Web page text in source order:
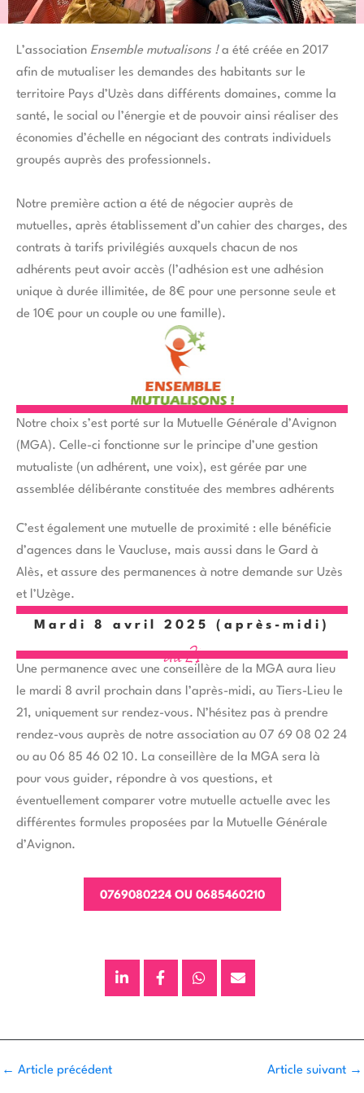
L’association Ensemble mutualisons !a été créée en 2017
afin de mutualiser les demandes des habitants sur le
territoire Pays d’Uzès dans différents domaines, comme la
santé, le social ou l’énergie et de pouvoir ainsi réaliser des
économies d’échelle en négociant des contrats individuels
groupés auprès des professionnels.
Notre première action a été de négocier auprès de
mutuelles, après établissement d’un cahier des charges, des
contrats à tarifs privilégiés auxquels chacun de nos
adhérents peut avoir accès (l’adhésion est une adhésion
unique à durée illimitée, de 8€ pour une personne seule et
de 10€ pour un couple ou une famille).
Notre choix s’est porté sur la Mutuelle Générale d’Avignon
(MGA). Celle-ci fonctionne sur le principe d’une gestion
mutualiste (un adhérent, une voix), est gérée par une
assemblée délibérante constituée des membres adhérents
limite au maximum ses frais de communication afin d’éviter
toute répercussion sur le montant des contrats.
C’est également une mutuelle de proximité : elle bénéficie
d’agences dans le Vaucluse, mais aussi dans le Gard à
Alès, et assure des permanences à notre demande sur Uzès
et l’Uzège.
Mardi 8 avril 2025 (après-midi)
au21
Une permanence avec une conseillère de la MGA aura lieu
le mardi 8 avril prochain dans l’après-midi, au Tiers-Lieu le
21, uniquement sur rendez-vous. N’hésitez pas à prendre
rendez-vous auprès de notre association au 07 69 08 02 24
ou au 06 85 46 02 10. La conseillère de la MGA sera là
pour vous guider, répondre à vos questions, et
éventuellement comparer votre mutuelle actuelle avec les
différentes formules proposées par la Mutuelle Générale
d’Avignon.
0769080224 OU 0685460210
← Article précédent Article suivant →